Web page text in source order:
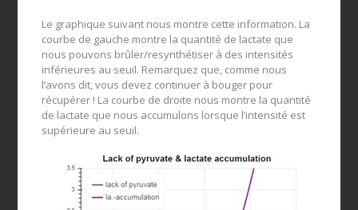
Le graphique suivant nous montre cette information. La
courbe de gauche montre la quantité de lactate que
nous pouvons brûler/resynthétiser à des intensités
inférieures au seuil. Remarquez que, comme nous
l’avons dit, vous devez continuer à bouger pour
récupérer ! La courbe de droite nous montre la quantité
de lactate que nous accumulons lorsque l’intensité est
supérieure au seuil.